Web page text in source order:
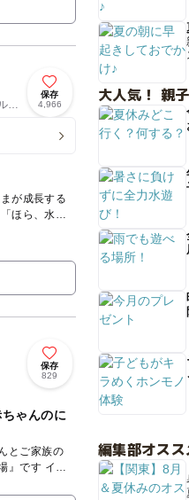
・
保存
4,966
「鳥が飛
保存
829
ゃんのに
とご家族の
す イオ
大人気！ 親
編集部オスス